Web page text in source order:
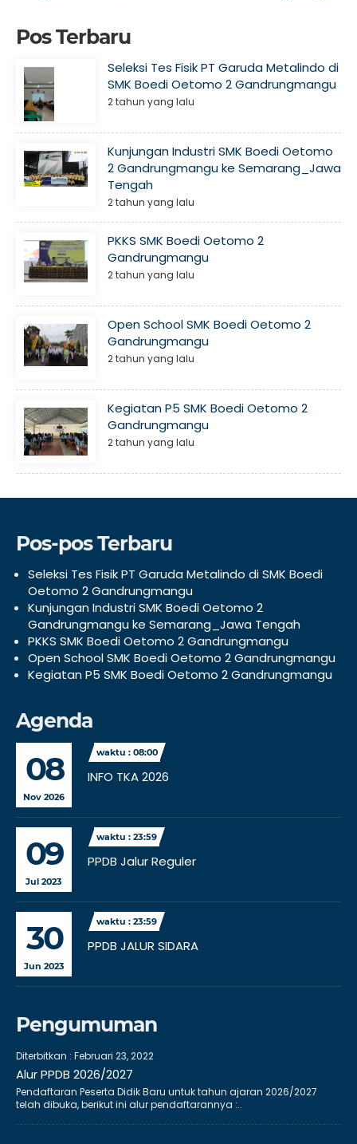
Pos Terbaru
Seleksi Tes Fisik PT Garuda Metalindo di
SMK Boedi Oetomo 2 Gandrungmangu
2 tahun yang lalu
Kunjungan Industri SMK Boedi Oetomo
2 Gandrungmangu ke Semarang_Jawa
Tengah
2 tahun yang lalu
PKKS SMK Boedi Oetomo 2
Gandrungmangu
2 tahun yang lalu
Open School SMK Boedi Oetomo 2
Gandrungmangu
2 tahun yang lalu
Kegiatan P5 SMK Boedi Oetomo 2
Gandrungmangu
2 tahun yang lalu
Pos-pos Terbaru
Seleksi Tes Fisik PT Garuda Metalindo di SMK Boedi
Oetomo 2 Gandrungmangu
Kunjungan Industri SMK Boedi Oetomo 2
Gandrungmangu ke Semarang_Jawa Tengah
PKKS SMK Boedi Oetomo 2 Gandrungmangu
Open School SMK Boedi Oetomo 2 Gandrungmangu
Kegiatan P5 SMK Boedi Oetomo 2 Gandrungmangu
Agenda
08
Nov 2026
waktu : 08:00
INFO TKA 2026
09
Jul 2023
waktu : 23:59
PPDB Jalur Reguler
30
Jun 2023
waktu : 23:59
PPDB JALUR SIDARA
Pengumuman
Diterbitkan : Februari 23, 2022
Alur PPDB 2026/2027
Pendaftaran Peserta Didik Baru untuk tahun ajaran 2026/2027
telah dibuka, berikut ini alur pendaftarannya :..